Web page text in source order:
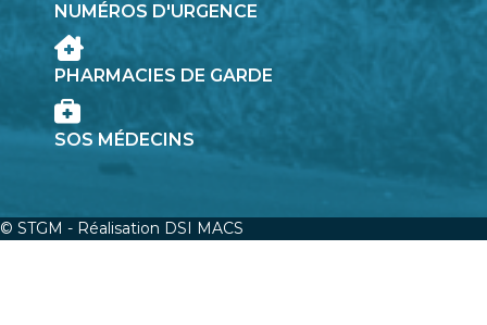
NUMÉROS D'URGENCE
PHARMACIES DE GARDE
SOS MÉDECINS
© STGM - Réalisation DSI MACS